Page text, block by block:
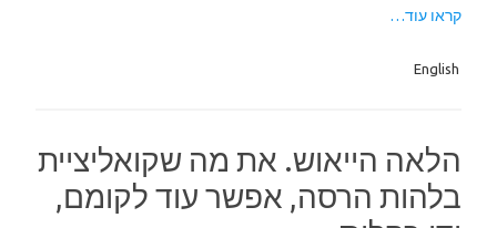
קראו עוד…
English
הלאה הייאוש. את מה שקואליציית
בלהות הרסה, אפשר עוד לקומם,